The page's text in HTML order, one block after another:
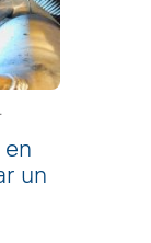
un